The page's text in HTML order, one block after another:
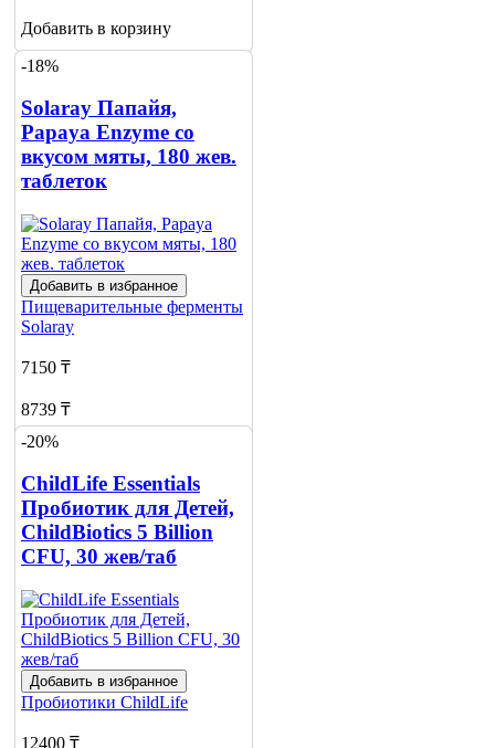
Добавить в корзину
-18%
Solaray Папайя,
Papaya Enzyme со
вкусом мяты, 180 жев.
таблеток
Добавить в избранное
Пищеварительные ферменты
Solaray
7150 ₸
8739 ₸
Добавить в корзину
-20%
ChildLife Essentials
Пробиотик для Детей,
ChildBiotics 5 Billion
CFU, 30 жев/таб
Добавить в избранное
Пробиотики ChildLife
12400 ₸